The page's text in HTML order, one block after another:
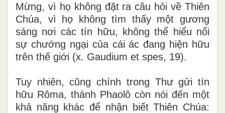
Mừng, vì họ không đặt ra câu hỏi về Thiên
Chúa, vì họ không tìm thấy một gương
sáng nơi các tín hữu, không thể hiểu nổi
sự chướng ngại của cái ác đang hiện hữu
trên thế giới (x. Gaudium et spes, 19).
Tuy nhiên, cũng chính trong Thư gửi tín
hữu Rôma, thánh Phaolô còn nói đến một
khả năng khác để nhận biết Thiên Chúa: